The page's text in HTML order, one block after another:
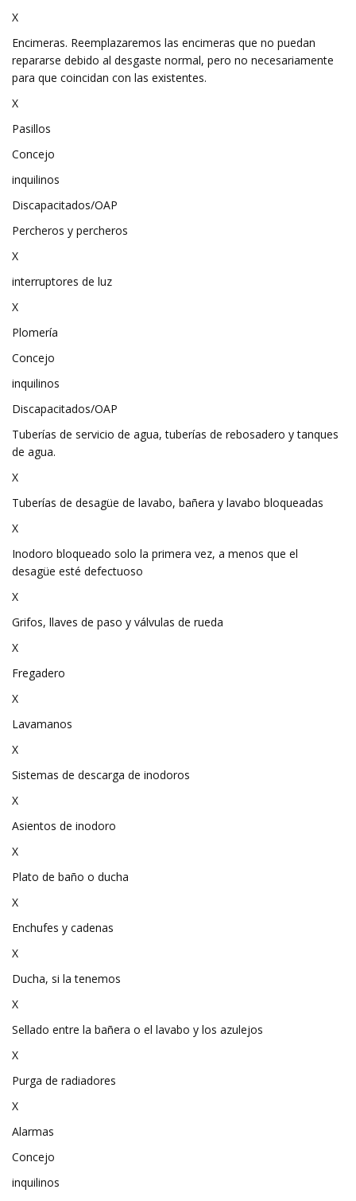
X
Encimeras. Reemplazaremos las encimeras que no puedan
repararse debido al desgaste normal, pero no necesariamente
para que coincidan con las existentes.
X
Pasillos
Concejo
inquilinos
Discapacitados/OAP
Percheros y percheros
X
interruptores de luz
X
Plomería
Concejo
inquilinos
Discapacitados/OAP
Tuberías de servicio de agua, tuberías de rebosadero y tanques
de agua.
X
Tuberías de desagüe de lavabo, bañera y lavabo bloqueadas
X
Inodoro bloqueado solo la primera vez, a menos que el
desagüe esté defectuoso
X
Grifos, llaves de paso y válvulas de rueda
X
Fregadero
X
Lavamanos
X
Sistemas de descarga de inodoros
X
Asientos de inodoro
X
Plato de baño o ducha
X
Enchufes y cadenas
X
Ducha, si la tenemos
X
Sellado entre la bañera o el lavabo y los azulejos
X
Purga de radiadores
X
Alarmas
Concejo
inquilinos